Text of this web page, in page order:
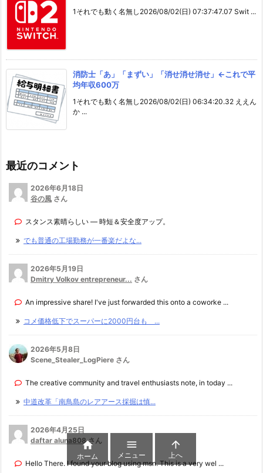
1それでも動く名無し2026/08/02(日) 07:37:47.07 Swit ...
消防士「あ」「まずい」「消せ消せ消せ」←これで平
均年収600万
1それでも動く名無し2026/08/02(日) 06:34:20.32 ええん
か ...
最近のコメント
2026年6月18日
谷の風 さん
スタンス素晴らしい — 時短＆安全度アップ。
でも普通の工場勤務が一番楽だよな...
2026年5月19日
Dmitry Volkov entrepreneur... さん
An impressive share! I've just forwarded this onto a coworke ...
コメ価格低下でスーパーに2000円台も ...
2026年5月8日
Scene_Stealer_LogPiere さん
The creative community and travel enthusiasts note, in today ...
中道改革「南鳥島のレアアース採掘は慎...
2026年4月25日
daftar aluna808さん
Hello There. I found your blog using msn. This is a very wel ...

ホーム

メニュー

上へ